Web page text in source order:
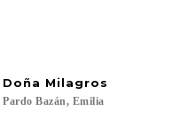
Doña Milagros
Pardo Bazán, Emilia